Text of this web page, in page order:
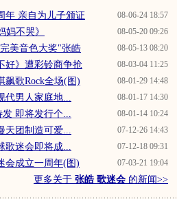
08-06-24 18:57
年 亲自为儿子颁证
08-05-20 09:26
不哭》
08-05-13 08:20
美音色大奖"张皓
08-03-04 11:25
好》遭彩铃商争抢
08-01-29 14:48
飙歌Rock全场(图)
08-01-17 14:30
男人家庭地...
08-01-14 10:24
即将发行个...
07-12-26 14:43
团制造可爱...
07-12-18 09:31
迷会即将成...
07-03-21 19:04
会成立一周年(图)
更多关于 张皓 歌迷会 的新闻>>